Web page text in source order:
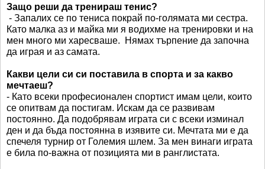
Защо реши да тренираш тенис?
- Запалих се по тениса покрай по-голямата ми сестра.
Като малка аз и майка ми я водихме на тренировки и на
мен много ми харесваше. Нямах търпение да започна
да играя и аз самата.
Какви цели си си поставила в спорта и за какво
мечтаеш?
- Като всеки професионален спортист имам цели, които
се опитвам да постигам. Искам да се развивам
постоянно. Да подобрявам играта си с всеки изминал
ден и да бъда постоянна в изявите си. Мечтата ми е да
спечеля турнир от Големия шлем. За мен винаги играта
е била по-важна от позицията ми в ранглистата.